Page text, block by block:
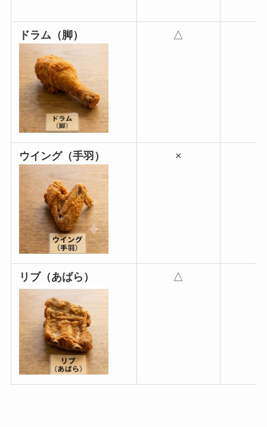
ドラム（脚） △
ウイング（手羽） ×
リブ（あばら） △